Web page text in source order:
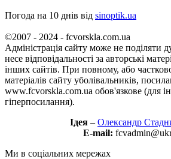
Погода на 10 днів від sinoptik.ua
©2007 - 2024 - fcvorskla.com.ua
Адміністрація сайту може не поділяти
несе відповідальності за авторські
інших сайтів. При повному, або
матеріалів сайту уболівальників,
www.fcvorskla.com.ua обов'язкове (для
гіперпосилання).
Ідея – Олександр
E-mail:
Ми в соціальних мережах